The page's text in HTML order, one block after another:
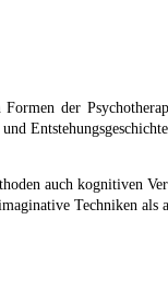
Formen der
auch kognitiven
Techniken als